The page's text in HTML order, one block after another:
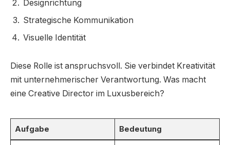
Designrichtung
Strategische Kommunikation
Visuelle Identität
Diese Rolle ist anspruchsvoll. Sie verbindet Kreativität
mit unternehmerischer Verantwortung. Was macht
eine Creative Director im Luxusbereich?
Aufgabe Bedeutung